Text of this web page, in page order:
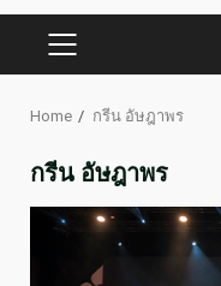
PRIMARY
Home กรีน อัษฎาพร
กรีน อัษฎาพร